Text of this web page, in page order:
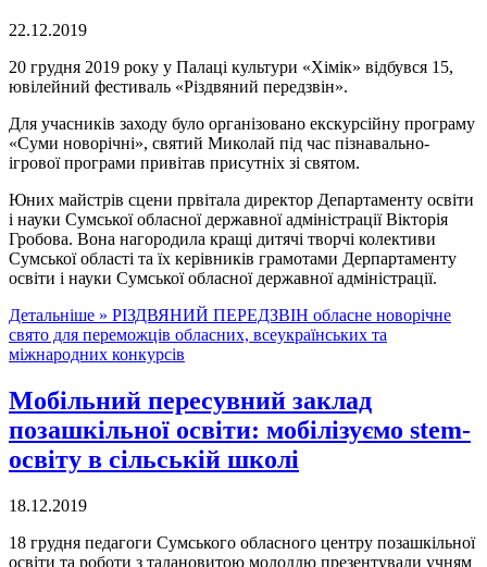
22.12.2019
20 грудня 2019 року у Палаці культури «Хімік» відбувся 15,
ювілейний фестиваль «Різдвяний передзвін».
Для учасників заходу було організовано екскурсійну програму
«Суми новорічні», святий Миколай під час пізнавально-
ігрової програми привітав присутніх зі святом.
Юних майстрів сцени првітала директор Департаменту освіти
і науки Сумської обласної державної адміністрації Вікторія
Гробова. Вона нагородила кращі дитячі творчі колективи
Сумської області та їх керівників грамотами Дерпартаменту
освіти і науки Сумської обласної державної адміністрації.
Детальніше » РІЗДВЯНИЙ ПЕРЕДЗВІН обласне новорічне
свято для переможців обласних, всеукраїнських та
міжнародних конкурсів
Мобільний пересувний заклад
позашкільної освіти: мобілізуємо stem-
освіту в сільській школі
18.12.2019
18 грудня педагоги Сумського обласного центру позашкільної
освіти та роботи з талановитою молоддю презентували учням